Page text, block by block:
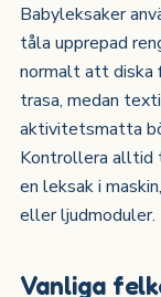
Babyleksaker
tåla upprepad
normalt att diska
trasa, medan
aktivitetsmatta
Kontrollera alltid
en leksak i
eller ljudmoduler.
Vanliga